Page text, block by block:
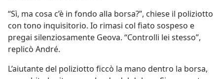
“Sì, ma cosa c’è in fondo alla borsa?”, chiese il poliziotto
con tono inquisitorio. Io rimasi col fiato sospeso e
pregai silenziosamente Geova. “Controlli lei stesso”,
replicò André.
L’aiutante del poliziotto ficcò la mano dentro la borsa,